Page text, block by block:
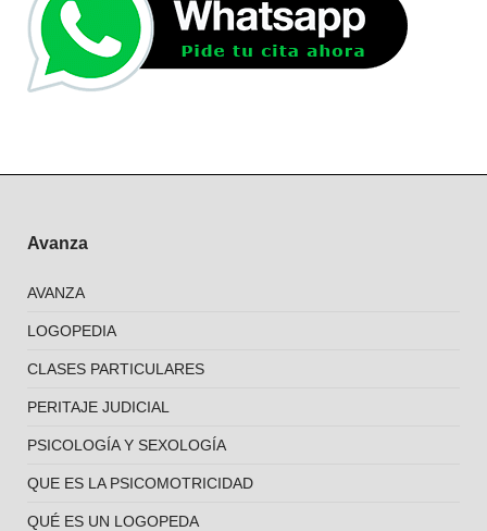
Avanza
AVANZA
LOGOPEDIA
CLASES PARTICULARES
PERITAJE JUDICIAL
PSICOLOGÍA Y SEXOLOGÍA
QUE ES LA PSICOMOTRICIDAD
QUÉ ES UN LOGOPEDA